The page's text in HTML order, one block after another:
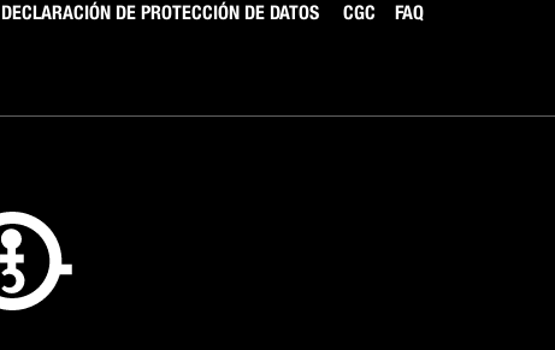
DECLARACIÓN DE PROTECCIÓN DE DATOS CGC FAQ